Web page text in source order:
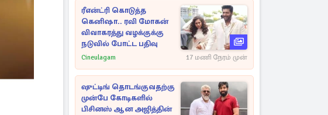
ரீஎன்ட்ரி கொடுத்த
கெனிஷா.. ரவி மோகன்
விவாகரத்து வழக்குக்கு
நடுவில் போட்ட பதிவு
Cineulagam 17 மணி நேரம் முன்
ஷுட்டிங் தொடங்குவதற்கு
முன்பே கோடிகளில்
பிசினஸ் ஆன அஜித்தின்